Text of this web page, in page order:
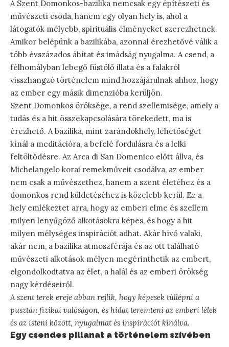
A Szent Domonkos-bazilika nemcsak egy építészeti és
művészeti csoda, hanem egy olyan hely is, ahol a
látogatók mélyebb, spirituális élményeket szerezhetnek.
Amikor belépünk a bazilikába, azonnal érezhetővé válik a
több évszázados áhítat és imádság nyugalma. A csend, a
félhomályban lebegő füstölő illata és a falakról
visszhangzó történelem mind hozzájárulnak ahhoz, hogy
az ember egy másik dimenzióba kerüljön.
Szent Domonkos öröksége, a rend szellemisége, amely a
tudás és a hit összekapcsolására törekedett, ma is
érezhető. A bazilika, mint zarándokhely, lehetőséget
kínál a meditációra, a befelé fordulásra és a lelki
feltöltődésre. Az Arca di San Domenico előtt állva, és
Michelangelo korai remekműveit csodálva, az ember
nem csak a művészethez, hanem a szent életéhez és a
domonkos rend küldetéséhez is közelebb kerül. Ez a
hely emlékeztet arra, hogy az emberi elme és szellem
milyen lenyűgöző alkotásokra képes, és hogy a hit
milyen mélységes inspirációt adhat. Akár hívő valaki,
akár nem, a bazilika atmoszférája és az ott található
művészeti alkotások mélyen megérinthetik az embert,
elgondolkodtatva az élet, a halál és az emberi örökség
nagy kérdéseiről.
A szent terek ereje abban rejlik, hogy képesek túllépni a
pusztán fizikai valóságon, és hidat teremteni az emberi lélek
és az isteni között, nyugalmat és inspirációt kínálva.
Egy csendes pillanat a történelem szívében